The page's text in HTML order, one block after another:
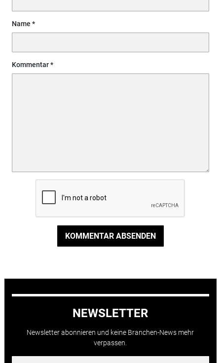
Name
Kommentar
KOMMENTAR ABSENDEN
NEWSLETTER
Newsletter abonnieren und keine Branchen-News mehr
verpassen.